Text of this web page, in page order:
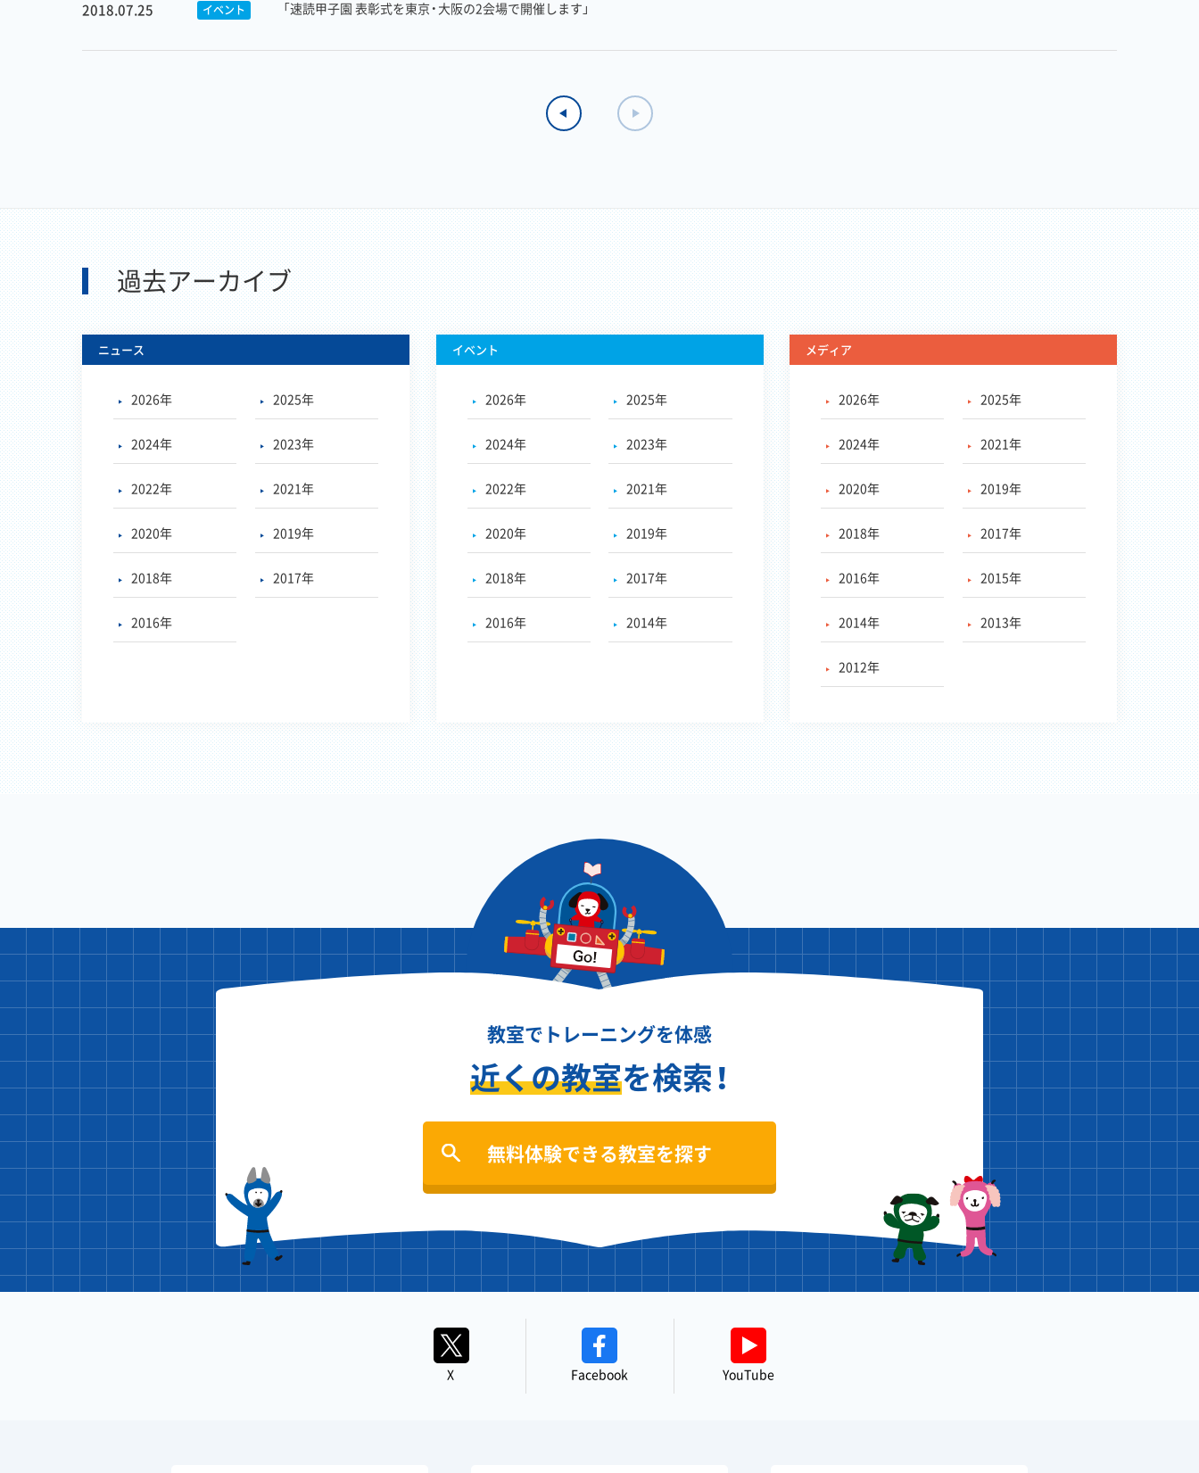
2018.07.25 イベント 「速読甲子園 表彰式を東京・大阪の2会場で開催します」
過去アーカイブ
ニュース
2026年 2025年
2024年 2023年
2022年 2021年
2020年 2019年
2018年 2017年
2016年
イベント
2026年 2025年
2024年 2023年
2022年 2021年
2020年 2019年
2018年 2017年
2016年 2014年
メディア
2026年 2025年
2024年 2021年
2020年 2019年
2018年 2017年
2016年 2015年
2014年 2013年
2012年
教室でトレーニングを体感
近くの教室を検索！
無料体験できる教室を探す
X Facebook YouTube